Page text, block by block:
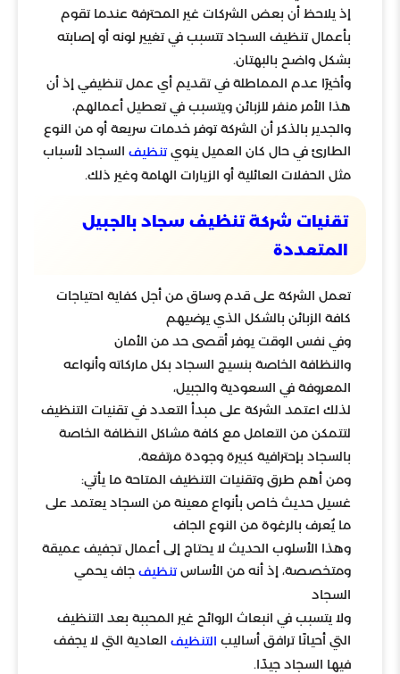
إذ يلاحظ أن بعض الشركات غير المحترفة عندما تقوم
بأعمال تنظيف السجاد تتسبب في تغيير لونه أو إصابته
بشكل واضح بالبهتان.
وأخيرًا عدم المماطلة في تقديم أي عمل تنظيفي إذ أن
هذا الأمر منفر للزبائن ويتسبب في تعطيل أعمالهم،
والجدير بالذكر أن الشركة توفر خدمات سريعة أو من النوع
الطارئ في حال كان العميل ينويتنظيف السجاد لأسباب
مثل الحفلات العائلية أو الزيارات الهامة وغير ذلك.
تقنيات شركة تنظيف سجاد بالجبيل
المتعددة
تعمل الشركة على قدم وساق من أجل كفاية احتياجات
كافة الزبائن بالشكل الذي يرضيهم
وفي نفس الوقت يوفر أقصى حد من الأمان
والنظافة الخاصة بنسيج السجاد بكل ماركاته وأنواعه
المعروفة في السعودية والجبيل،
لذلك اعتمد الشركة على مبدأ التعدد في تقنيات التنظيف
لتتمكن من التعامل مع كافة مشاكل النظافة الخاصة
بالسجاد بإحترافية كبيرة وجودة مرتفعة،
ومن أهم طرق وتقنيات التنظيف المتاحة ما يأتي:
غسيل حديث خاص بأنواع معينة من السجاد يعتمد على
ما يُعرف بالرغوة من النوع الجاف
وهذا الأسلوب الحديث لا يحتاج إلى أعمال تجفيف عميقة
ومتخصصة، إذ أنه من الأساستنظيف جاف يحمي
السجاد
ولا يتسبب في انبعاث الروائح غير المحببة بعد التنظيف
التي أحيانًا ترافق أساليب التنظيف العادية التي لا يجفف
فيها السجاد جيدًا.